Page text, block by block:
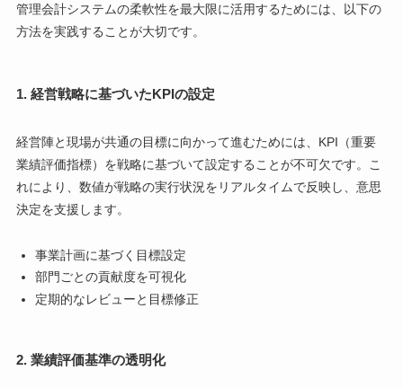
管理会計システムの柔軟性を最大限に活用するためには、以下の
方法を実践することが大切です。
1. 経営戦略に基づいたKPIの設定
経営陣と現場が共通の目標に向かって進むためには、KPI（重要
業績評価指標）を戦略に基づいて設定することが不可欠です。こ
れにより、数値が戦略の実行状況をリアルタイムで反映し、意思
決定を支援します。
事業計画に基づく目標設定
部門ごとの貢献度を可視化
定期的なレビューと目標修正
2. 業績評価基準の透明化